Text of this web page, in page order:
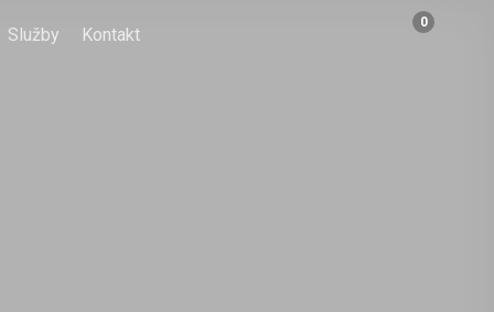
Služby Kontakt
0